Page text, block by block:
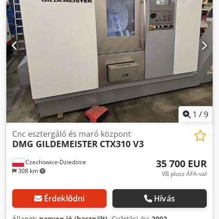
teljesen működőképes, de néhány apró hibával
rendelkezik.
1 /9
Czechowice-Dziedzice
308 km
Cnc esztergáló és maró központ
DMG GILDEMEISTER CTX310 V3
35 700 EUR
VB plusz ÁFA-val
Érdeklődni Hívás